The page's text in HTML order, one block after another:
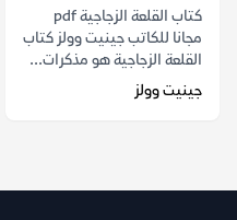
كتاب القلعة الزجاجية pdf
مجانا للكاتب جينيت وولز كتاب
القلعة الزجاجية هو مذكرات...
جينيت وولز